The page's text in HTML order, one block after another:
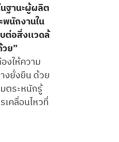
ฐานะผู้ผลิต
นักงานใน
อสิ่งเเวดล้
ย”
งให้ความ
งยั่งยืน ด้วย
ตระหนักรู้
เคลื่อนไหวที่